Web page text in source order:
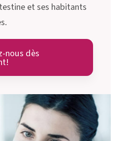
et ses habitants
nous dès